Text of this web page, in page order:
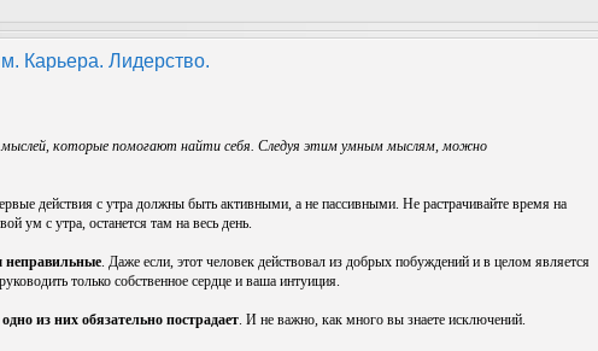
Карьера. Лидерство.
мыслей, которые помогают найти себя. Следуя этим умным мыслям, можно
действия с утра должны быть активными, а не пассивными. Не растрачивайте время на
ум с утра, останется там на весь день.
неправильные . Даже если, этот человек действовал из добрых побуждений и в целом является
только собственное сердце и ваша интуиция.
из них обязательно пострадает . И не важно, как много вы знаете исключений.